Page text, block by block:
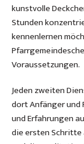
kunstvolle
Stunden
kennenlernen
Voraussetzungen.
Jeden zweiten
dort Anfänger und
und Erfahrungen
die ersten